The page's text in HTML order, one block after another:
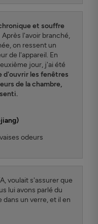
et souffre
Après l'avoir branché,
on ressent un
de l'appareil. En
jour, j'ai été
d'ouvrir les fenêtres
de la chambre,
odeurs
voulait s'assurer que
lui avons parlé du
un verre, et il en